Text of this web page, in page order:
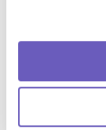
Consulte a
empezar a
manchas
síntomas
riesgo de